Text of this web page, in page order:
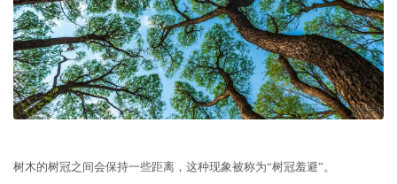
树木的树冠之间会保持一些距离，这种现象被称为“树冠羞避”。